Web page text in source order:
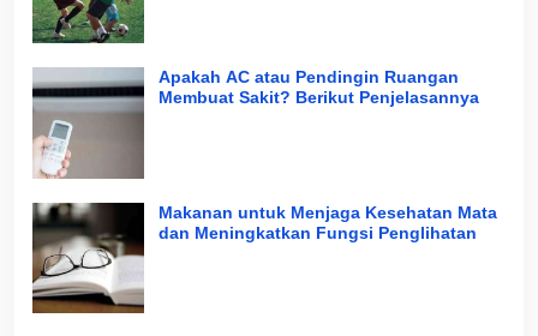
Apakah AC atau Pendingin Ruangan
Membuat Sakit? Berikut Penjelasannya
Makanan untuk Menjaga Kesehatan Mata
dan Meningkatkan Fungsi Penglihatan